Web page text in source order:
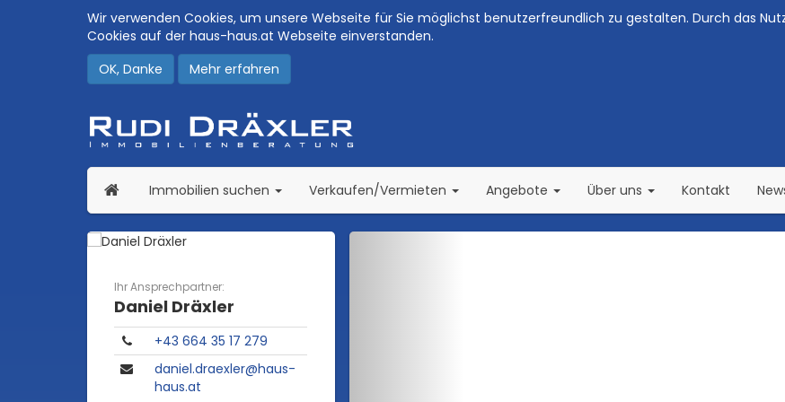
Wir verwenden Cookies, um unsere Webseite für Sie möglichst benutzerfreundlich zu gestalten. Durch das
Cookies auf der haus-haus.at Webseite einverstanden.
OK, Danke
Mehr erfahren
Immobilien suchen (current)Verkaufen/Vermieten (current)Angebote Über uns (current)Kontakt
Ihr Ansprechpartner:
Daniel Dräxler
+43 664 35 17 279
daniel.draexler@haus-
haus.at